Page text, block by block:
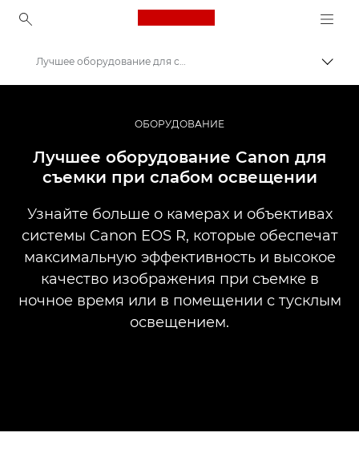
Canon Logo, back to
Профессиональная фото- и видеосъемка
Истории
Лучшее оборудование для съемки при слабом освещении
ОБОРУДОВАНИЕ
Лучшее оборудование Canon для
съемки при слабом освещении
Узнайте больше о камерах и объективах
системы Canon EOS R, которые обеспечат
максимальную эффективность и высокое
качество изображения при съемке в
ночное время или в помещении с тусклым
освещением.